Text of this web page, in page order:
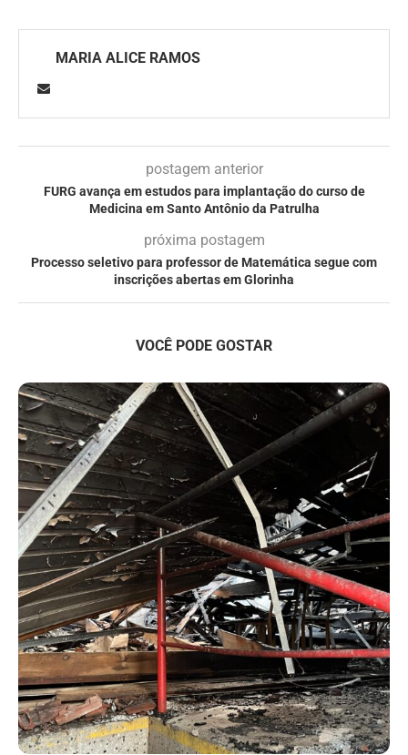
MARIA ALICE RAMOS
postagem anterior
FURG avança em estudos para implantação do curso de
Medicina em Santo Antônio da Patrulha
próxima postagem
Processo seletivo para professor de Matemática segue com
inscrições abertas em Glorinha
VOCÊ PODE GOSTAR